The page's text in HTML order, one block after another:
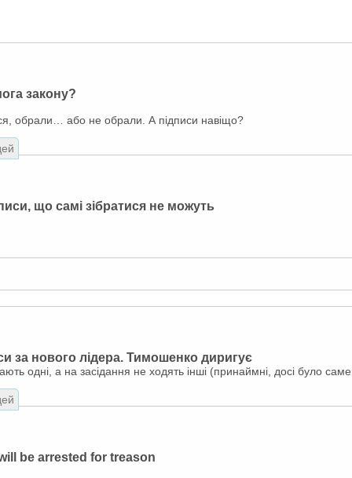
закону?
обрали… або не обрали. А підписи навіщо?
що самі зібратися не можуть
за нового лідера. Тимошенко диригує
одні, а на засідання не ходять інші (принаймні, досі було саме
be arrested for treason